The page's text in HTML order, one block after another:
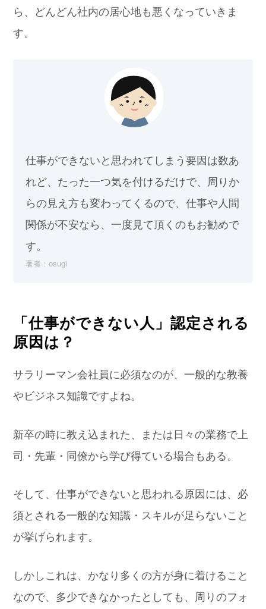
ら、どんどん社内の居心地も悪くなっていきま
す。
仕事ができないと思われてしまう要因は数あ
れど、たった一つ気を付けるだけで、周りか
らの見え方も変わってくるので、仕事や人間
関係が不安なら、一度見て頂くのもお勧めで
す。
著者：osugi
「仕事ができない人」認定される
原因は？
サラリーマン会社員に必須なのが、一般的な教養
やビジネス知識ですよね。
新卒の時に教え込まれた、または日々の業務で上
司・先輩・同僚から学び得ている場合もある。
そして、仕事ができないと思われる原因には、必
須とされる一般的な知識・スキルが足らないこと
が挙げられます。
しかしこれは、かなり多くの方が身に着けること
なので、多少できなかったとしても、周りのフォ